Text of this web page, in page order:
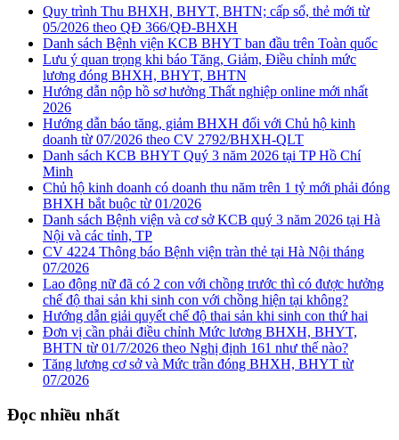
Quy trình Thu BHXH, BHYT, BHTN; cấp sổ, thẻ mới từ
05/2026 theo QĐ 366/QĐ-BHXH
Danh sách Bệnh viện KCB BHYT ban đầu trên Toàn quốc
Lưu ý quan trọng khi báo Tăng, Giảm, Điều chỉnh mức
lương đóng BHXH, BHYT, BHTN
Hướng dẫn nộp hồ sơ hưởng Thất nghiệp online mới nhất
2026
Hướng dẫn báo tăng, giảm BHXH đối với Chủ hộ kinh
doanh từ 07/2026 theo CV 2792/BHXH-QLT
Danh sách KCB BHYT Quý 3 năm 2026 tại TP Hồ Chí
Minh
Chủ hộ kinh doanh có doanh thu năm trên 1 tỷ mới phải đóng
BHXH bắt buộc từ 01/2026
Danh sách Bệnh viện và cơ sở KCB quý 3 năm 2026 tại Hà
Nội và các tỉnh, TP
CV 4224 Thông báo Bệnh viện tràn thẻ tại Hà Nội tháng
07/2026
Lao động nữ đã có 2 con với chồng trước thì có được hưởng
chế độ thai sản khi sinh con với chồng hiện tại không?
Hướng dẫn giải quyết chế độ thai sản khi sinh con thứ hai
Đơn vị cần phải điều chỉnh Mức lương BHXH, BHYT,
BHTN từ 01/7/2026 theo Nghị định 161 như thế nào?
Tăng lương cơ sở và Mức trần đóng BHXH, BHYT từ
07/2026
Đọc nhiều nhất